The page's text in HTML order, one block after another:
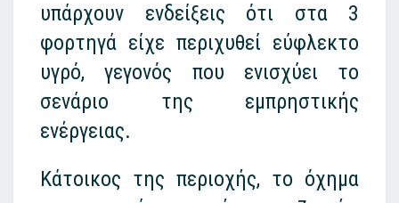
υπάρχουν ενδείξεις ότι στα 3
φορτηγά είχε περιχυθεί εύφλεκτο
υγρό, γεγονός που ενισχύει το
σενάριο της εμπρηστικής
ενέργειας.
Κάτοικος της περιοχής, το όχημα